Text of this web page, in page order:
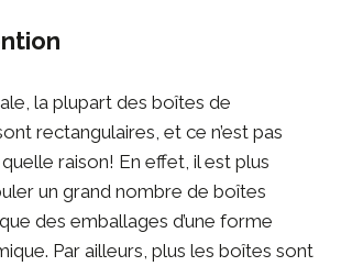
la plupart des boîtes de
rectangulaires, et ce n’est pas
raison! En effet, il est plus
un grand nombre de boîtes
des emballages d’une forme
Par ailleurs, plus les boîtes sont